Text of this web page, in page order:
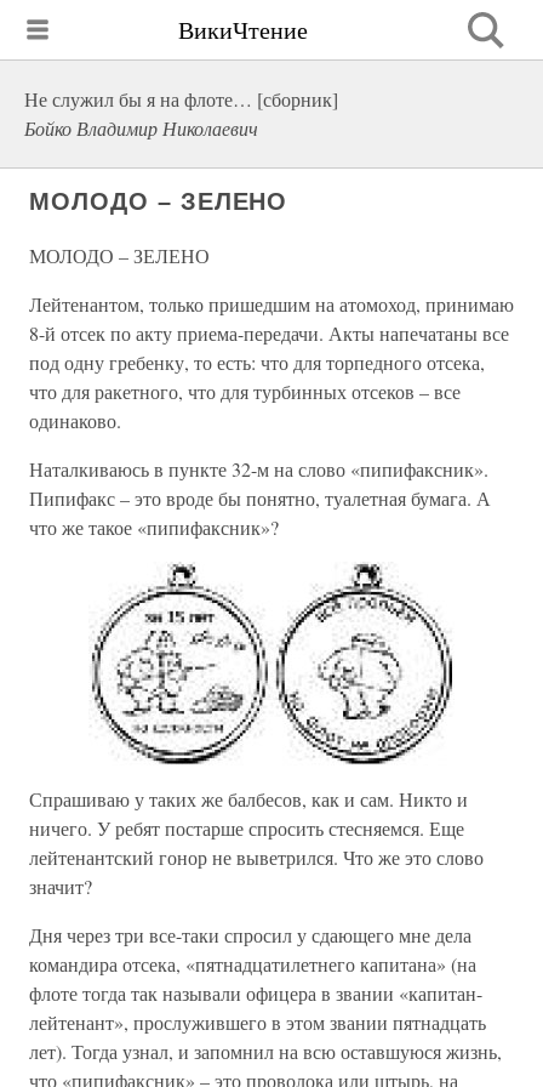
ВикиЧтение
Не служил бы я на флоте… [сборник]
Бойко Владимир Николаевич
МОЛОДО – ЗЕЛЕНО
МОЛОДО – ЗЕЛЕНО
Лейтенантом, только пришедшим на атомоход, принимаю
8-й отсек по акту приема-передачи. Акты напечатаны все
под одну гребенку, то есть: что для торпедного отсека,
что для ракетного, что для турбинных отсеков – все
одинаково.
Наталкиваюсь в пункте 32-м на слово «пипифаксник».
Пипифакс – это вроде бы понятно, туалетная бумага. А
что же такое «пипифаксник»?
Спрашиваю у таких же балбесов, как и сам. Никто и
ничего. У ребят постарше спросить стесняемся. Еще
лейтенантский гонор не выветрился. Что же это слово
значит?
Дня через три все-таки спросил у сдающего мне дела
командира отсека, «пятнадцатилетнего капитана» (на
флоте тогда так называли офицера в звании «капитан-
лейтенант», прослужившего в этом звании пятнадцать
лет). Тогда узнал, и запомнил на всю оставшуюся жизнь,
что «пипифаксник» – это проволока или штырь, на